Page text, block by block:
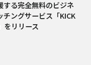
する完全無料のビジネ
チングサービス「KICK
をリリース